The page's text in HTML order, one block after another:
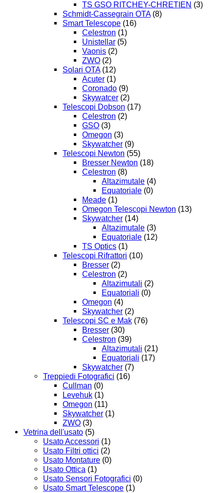
TS GSO RITCHEY-CHRETIEN (3)
Schmidt-Cassegrain OTA (8)
Smart Telescope (16)
Celestron (1)
Unistellar (5)
Vaonis (2)
ZWO (2)
Solari OTA (12)
Acuter (1)
Coronado (9)
Skywatcer (2)
Telescopi Dobson (17)
Celestron (2)
GSO (3)
Omegon (3)
Skywatcher (9)
Telescopi Newton (55)
Bresser Newton (18)
Celestron (8)
Altazimutale (4)
Equatoriale (0)
Meade (1)
Omegon Telescopi Newton (13)
Skywatcher (14)
Altazimutale (3)
Equatoriale (12)
TS Optics (1)
Telescopi Rifrattori (10)
Bresser (2)
Celestron (2)
Altazimutali (2)
Equatoriali (0)
Omegon (4)
Skywatcher (2)
Telescopi SC e Mak (76)
Bresser (30)
Celestron (39)
Altazimutali (21)
Equatoriali (17)
Skywatcher (7)
Treppiedi Fotografici (16)
Cullman (0)
Levehuk (1)
Omegon (11)
Skywatcher (1)
ZWO (3)
Vetrina dell'usato (5)
Usato Accessori (1)
Usato Filtri ottici (2)
Usato Montature (0)
Usato Ottica (1)
Usato Sensori Fotografici (0)
Usato Smart Telescope (1)